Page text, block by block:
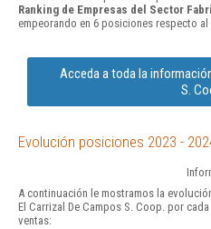
Ranking de Empresas del Sector
empeorando en 6 posiciones respecto al
Acceda a toda la
S.
Evolución posiciones 2023 -
A continuación le mostramos la
El Carrizal De Campos S. Coop. por
ventas: